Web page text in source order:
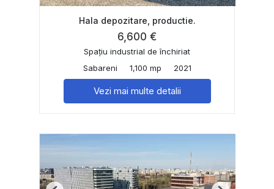
Hala depozitare, productie.
6,600 €
Spațiu industrial de închiriat
Sabareni
1,100 mp 2021
Vezi mai multe detalii